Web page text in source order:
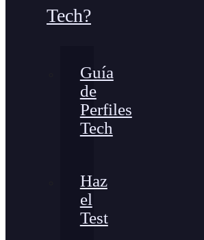
Tech?
Guía
de
Perfiles
Tech
Haz
el
Test